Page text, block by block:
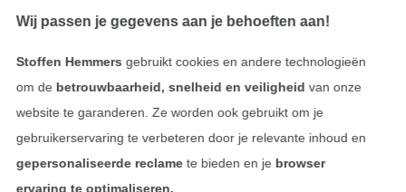
Betalen met
Wij passen je gegevens aan je behoeften aan!
Stoffen Hemmers gebruikt cookies en andere technologieën
om de betrouwbaarheid, snelheid en veiligheid van onze
website te garanderen. Ze worden ook gebruikt om je
gebruikerservaring te verbeteren door je relevante inhoud en
gepersonaliseerde reclamete bieden en je browser
ervaring te optimaliseren.